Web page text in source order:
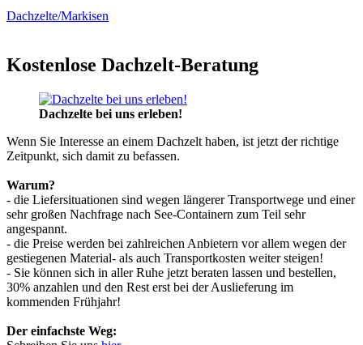
Dachzelte/Markisen
Kostenlose Dachzelt-Beratung
Dachzelte bei uns erleben!
Wenn Sie Interesse an einem Dachzelt haben, ist jetzt der richtige
Zeitpunkt, sich damit zu befassen.
Warum?
- die Liefersituationen sind wegen längerer Transportwege und einer
sehr großen Nachfrage nach See-Containern zum Teil sehr
angespannt.
- die Preise werden bei zahlreichen Anbietern vor allem wegen der
gestiegenen Material- als auch Transportkosten weiter steigen!
- Sie können sich in aller Ruhe jetzt beraten lassen und bestellen,
30% anzahlen und den Rest erst bei der Auslieferung im
kommenden Frühjahr!
Der einfachste Weg: